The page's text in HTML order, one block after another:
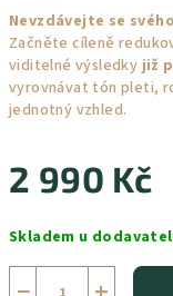
Nevzdávejte se
Začněte cíleně
viditelné výsledkyjiž
vyrovnávat tón pleti,
jednotný vzhled.
2 990 Kč
cena:
Skladem u